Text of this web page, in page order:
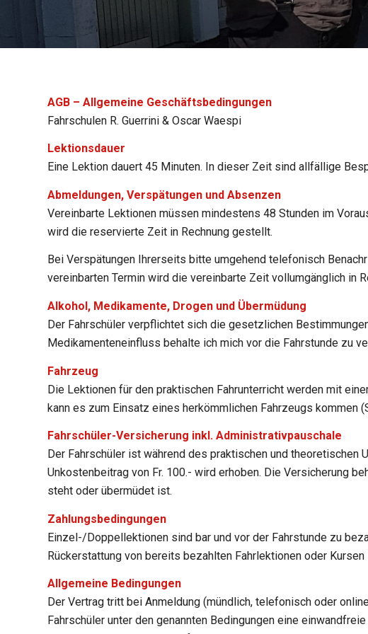
AGB – Allgemeine Geschäftsbedingungen
Fahrschulen R. Guerrini & Oscar Waespi
Lektionsdauer
Eine Lektion dauert 45 Minuten. In dieser Zeit sind allfällige
Abmeldungen, Verspätungen und Absenzen
Vereinbarte Lektionen müssen mindestens 48 Stunden im
wird die reservierte Zeit in Rechnung gestellt.
Bei Verspätungen Ihrerseits bitte umgehend telefonisch
vereinbarten Termin wird die vereinbarte Zeit vollumgänglich in
Alkohol, Medikamente, Drogen und Übermüdung
Der Fahrschüler verpflichtet sich die gesetzlichen
Medikamenteneinfluss behalte ich mich vor die Fahrstunde zu
Fahrzeug
Die Lektionen für den praktischen Fahrunterricht werden mit
kann es zum Einsatz eines herkömmlichen Fahrzeugs
Fahrschüler-Versicherung inkl. Administrativpauschale
Der Fahrschüler ist während des praktischen und
Unkostenbeitrag von Fr. 100.- wird erhoben. Die Versicherung
steht oder übermüdet ist.
Zahlungsbedingungen
Einzel-/Doppellektionen sind bar und vor der Fahrstunde zu
Rückerstattung von bereits bezahlten Fahrlektionen oder
Allgemeine Bedingungen
Der Vertrag tritt bei Anmeldung (mündlich, telefonisch oder
Fahrschüler unter den genannten Bedingungen eine